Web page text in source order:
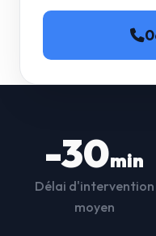
-30min
Délai d'intervention
moyen